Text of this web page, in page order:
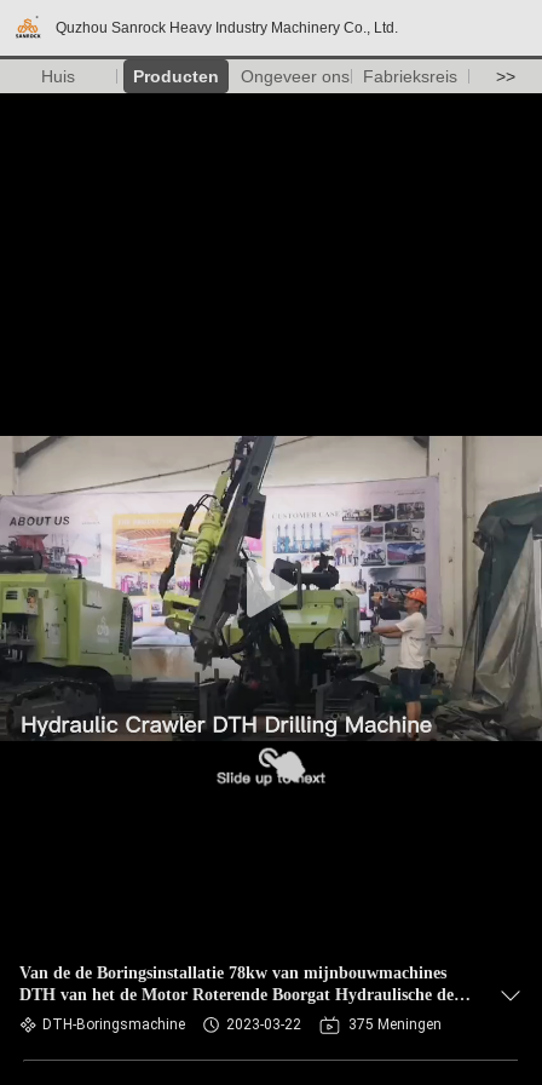
Quzhou Sanrock Heavy Industry Machinery Co., Ltd.
Huis Producten Ongeveer ons Fabrieksreis >>
Van de de Boringsinstallatie 78kw van mijnbouwmachines
DTH van het de Motor Roterende Boorgat Hydraulische de
Boringsinstallatie
DTH-Boringsmachine 2023-03-22 375 Meningen